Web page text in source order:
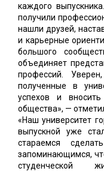
каждого
получили
нашли друзей,
и карьерные
большого
объединяет
профессий.
полученные в
успехов и
общества», —
«Наш университет
выпускной уже
стараемся
запоминающимся,